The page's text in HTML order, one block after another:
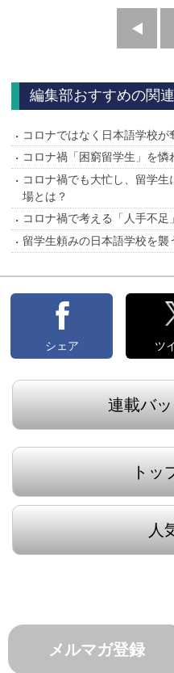
編集部おすすめの関
コロナではなく日本語学校
コロナ禍「困窮留学生」を
コロナ禍でも大忙し、留学
場とは？
コロナ禍で考える「人手不足
留学生頼みの日本語学校を襲
シェア ツ
連載バ
トッ
人
メルマガ登録